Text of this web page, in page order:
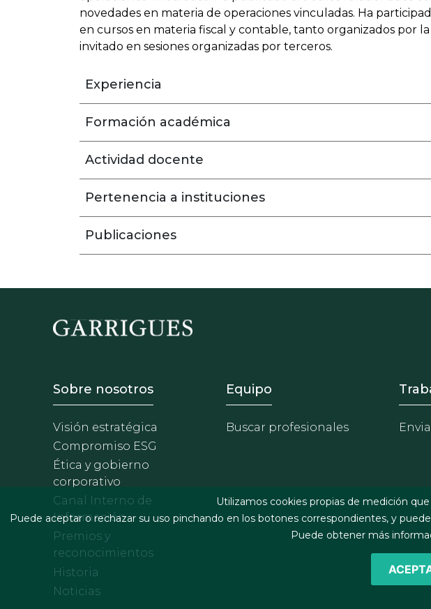
novedades en materia de operaciones vinculadas. Ha
en cursos en materia fiscal y contable, tanto organizados por la
invitado en sesiones organizadas por terceros.
Experiencia
Formación académica
Actividad docente
Pertenencia a instituciones
Publicaciones
Footer - Sobre Nosotros
Sobre nosotros
Visión estratégica
Compromiso ESG
Ética y gobierno
corporativo
Canal Interno de
Información
Premios y
reconocimientos
Historia
Noticias
Footer - Equipo
Equipo
Buscar profesionales
Utilizamos cookies propias de medición
Puede aceptar o rechazar su uso pinchando en los botones correspondientes, y
Puede obtener más